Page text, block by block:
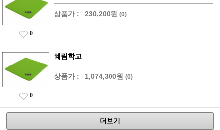
상품가 : 230,200원 (0)
0
혜림학교
상품가 : 1,074,300원 (0)
0
더보기